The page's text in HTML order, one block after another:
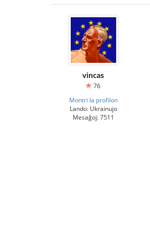
vincas
76
Montri la profilon
Lando: Ukrainujo
Mesaĝoj: 7511